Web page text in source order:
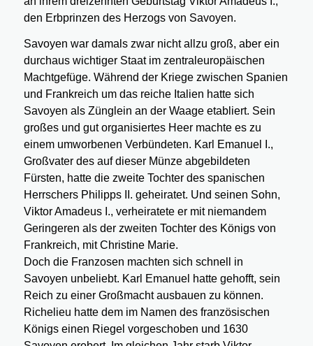
den Erbprinzen des Herzogs von Savoyen.
Savoyen war damals zwar nicht allzu groß, aber ein
durchaus wichtiger Staat im zentraleuropäischen
Machtgefüge. Während der Kriege zwischen Spanien
und Frankreich um das reiche Italien hatte sich
Savoyen als Zünglein an der Waage etabliert. Sein
großes und gut organisiertes Heer machte es zu
einem umworbenen Verbündeten. Karl Emanuel I.,
Großvater des auf dieser Münze abgebildeten
Fürsten, hatte die zweite Tochter des spanischen
Herrschers Philipps II. geheiratet. Und seinen Sohn,
Viktor Amadeus I., verheiratete er mit niemandem
Geringeren als der zweiten Tochter des Königs von
Frankreich, mit Christine Marie.
Doch die Franzosen machten sich schnell in
Savoyen unbeliebt. Karl Emanuel hatte gehofft, sein
Reich zu einer Großmacht ausbauen zu können.
Richelieu hatte dem im Namen des französischen
Königs einen Riegel vorgeschoben und 1630